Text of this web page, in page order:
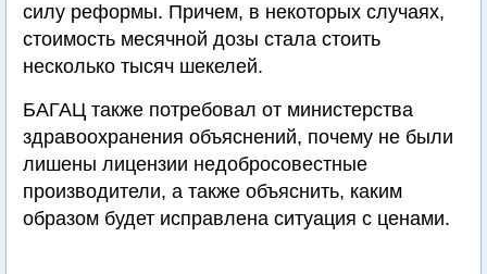
силу реформы. Причем, в некоторых случаях,
стоимость месячной дозы стала стоить
несколько тысяч шекелей.
БАГАЦ также потребовал от министерства
здравоохранения объяснений, почему не были
лишены лицензии недобросовестные
производители, а также объяснить, каким
образом будет исправлена ситуация с ценами.